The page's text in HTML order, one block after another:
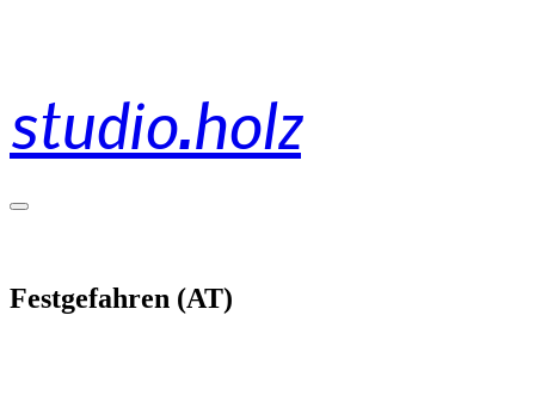
studio.holz
Festgefahren (AT)